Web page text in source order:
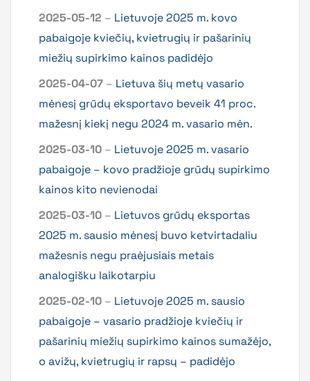
2025-05-12 – Lietuvoje 2025 m. kovo
pabaigoje kviečių, kvietrugių ir pašarinių
miežių supirkimo kainos padidėjo
2025-04-07 – Lietuva šių metų vasario
mėnesį grūdų eksportavo beveik 41 proc.
mažesnį kiekį negu 2024 m. vasario mėn.
2025-03-10 – Lietuvoje 2025 m. vasario
pabaigoje – kovo pradžioje grūdų supirkimo
kainos kito nevienodai
2025-03-10 – Lietuvos grūdų eksportas
2025 m. sausio mėnesį buvo ketvirtadaliu
mažesnis negu praėjusiais metais
analogišku laikotarpiu
2025-02-10 – Lietuvoje 2025 m. sausio
pabaigoje – vasario pradžioje kviečių ir
pašarinių miežių supirkimo kainos sumažėjo,
o avižų, kvietrugių ir rapsų – padidėjo